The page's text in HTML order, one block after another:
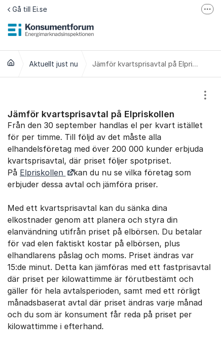
Hoppa till innehåll
Gå till Ei.se
Jämför elavtal på Elpriskollen.se
Aktuellt just nu Jämför kvartsprisavtal på Elpriskollen
Jämför kvartsprisavtal på Elpriskollen
Från den 30 september handlas el per kvart istället
för per timme. Till följd av det måste alla
elhandelsföretag med över 200 000 kunder erbjuda
kvartsprisavtal, där priset följer spotpriset.
På Elpriskollen
kan du nu se vilka företag som
erbjuder dessa avtal och jämföra priser.
Med ett kvartsprisavtal kan du sänka dina
elkostnader genom att planera och styra din
elanvändning utifrån priset på elbörsen. Du betalar
för vad elen faktiskt kostar på elbörsen, plus
elhandlarens påslag och moms. Priset ändras var
15:de minut. Detta kan jämföras med ett fastprisavtal
där priset per kilowattimme är förutbestämt och
gäller för hela avtalsperioden, samt med ett rörligt
månadsbaserat avtal där priset ändras varje månad
och du som är konsument får reda på priset per
kilowattimme i efterhand.